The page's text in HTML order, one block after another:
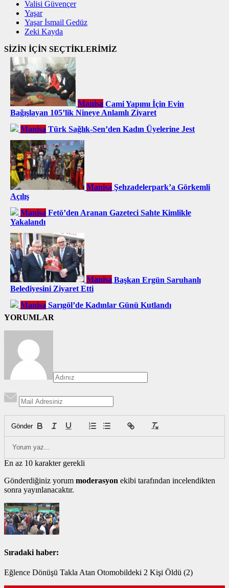
Valisi Güvençer
Yaşar
Yaşar İsmail Gedüz
Zeki Kayda
SİZİN İÇİN SEÇTİKLERİMİZ
Manisa Cami Yapımı İçin Evin
Bağışlayan 105’lik Nineye Anlamlı Ziyaret
Manisa Türk Sağlık-Sen’den Kadın Üyelerine Jest
Manisa Şehzadelerpark’a Görkemli
Açılış
Manisa Fetö’den Aranan Gazeteci Sahte Kimlikle
Yakalandı
Manisa Başkan Ergün Saruhanlı
Belediyesini Ziyaret Etti
Manisa Sarıgöl’de Kadınlar Günü Kutlandı
YORUMLAR
Gönder
En az 10 karakter gerekli
Gönderdiğiniz yorum moderasyon ekibi tarafından incelendikten
sonra yayınlanacaktır.
Sıradaki haber:
Eğlence Dönüşü Takla Atan Otomobildeki 2 Kişi Öldü (2)